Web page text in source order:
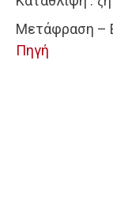
Μετάφραση –
Πηγή